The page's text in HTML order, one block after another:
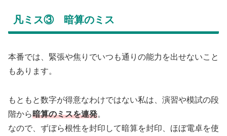
凡ミス③ 暗算のミス
本番では、緊張や焦りでいつも通りの能力を出せないこと
もあります。
もともと数字が得意なわけではない私は、演習や模試の段
階から暗算のミスを連発。
なので、ずぼら根性を封印して暗算を封印、ほぼ電卓を使